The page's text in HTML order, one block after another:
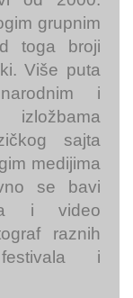
grupnim
toga broji
Više puta
i
sajta
medijima
se bavi
i video
raznih
i